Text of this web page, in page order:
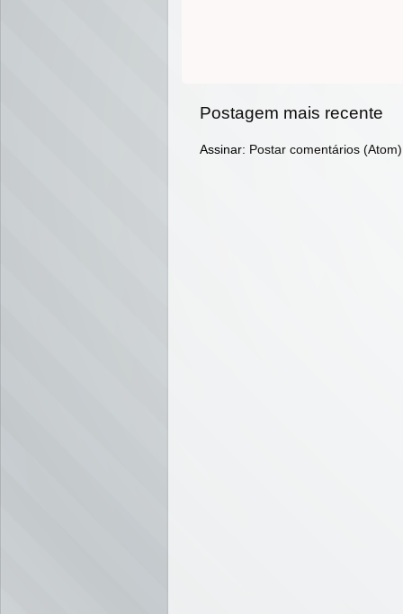
Postagem mais recente
Assinar: Postar comentários (Atom)